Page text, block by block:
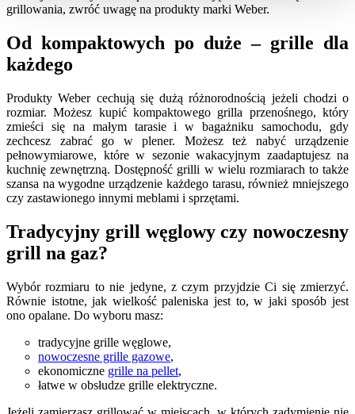
grillowania, zwróć uwagę na produkty marki Weber.
Od kompaktowych po duże – grille dla
każdego
Produkty Weber cechują się dużą różnorodnością jeżeli chodzi o
rozmiar. Możesz kupić kompaktowego grilla przenośnego, który
zmieści się na małym tarasie i w bagażniku samochodu, gdy
zechcesz zabrać go w plener. Możesz też nabyć urządzenie
pełnowymiarowe, które w sezonie wakacyjnym zaadaptujesz na
kuchnię zewnętrzną. Dostępność grilli w wielu rozmiarach to także
szansa na wygodne urządzenie każdego tarasu, również mniejszego
czy zastawionego innymi meblami i sprzętami.
Tradycyjny grill węglowy czy nowoczesny
grill na gaz?
Wybór rozmiaru to nie jedyne, z czym przyjdzie Ci się zmierzyć.
Równie istotne, jak wielkość paleniska jest to, w jaki sposób jest
ono opalane. Do wyboru masz:
tradycyjne grille węglowe,
nowoczesne grille gazowe,
ekonomiczne grille na pellet,
łatwe w obsłudze grille elektryczne.